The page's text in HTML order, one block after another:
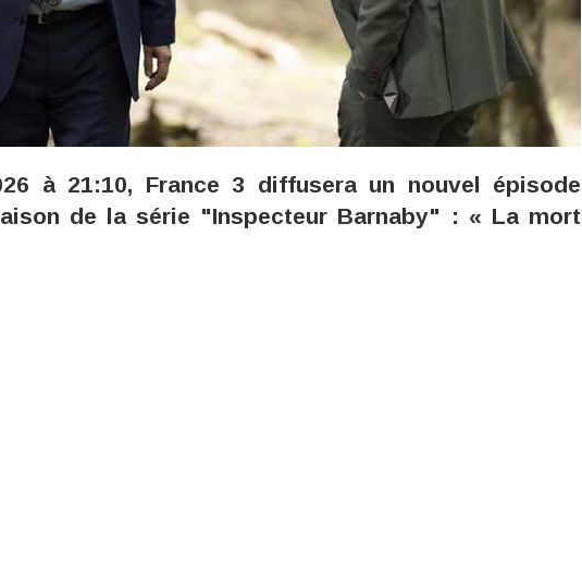
à 21:10, France 3 diffusera un nouvel épisode
de la série "Inspecteur Barnaby" : « La mort